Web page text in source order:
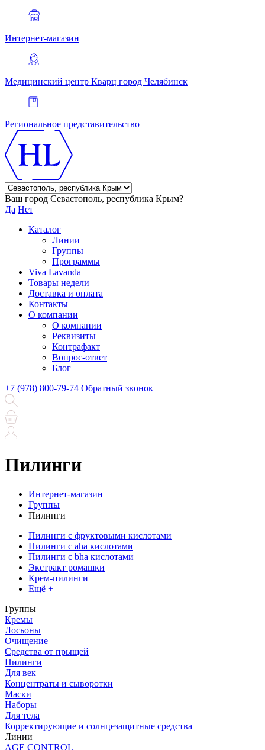
Интернет-магазин
Медицинский центр Кварц город Челябинск
Региональное представительство
Ваш город Севастополь, республика Крым?
Да Нет
Каталог
Линии
Группы
Программы
Viva Lavanda
Товары недели
Доставка и оплата
Контакты
О компании
О компании
Реквизиты
Контрафакт
Вопрос-ответ
Блог
+7 (978) 800-79-74 Обратный звонок
Пилинги
Интернет-магазин
Группы
Пилинги
Пилинги с фруктовыми кислотами
Пилинги с aha кислотами
Пилинги с bha кислотами
Экстракт ромашки
Крем-пилинги
Ещё +
Группы
Кремы
Лосьоны
Очищение
Средства от прыщей
Пилинги
Для век
Концентраты и сыворотки
Маски
Наборы
Для тела
Корректирующие и солнцезащитные средства
Линии
AGE CONTROL